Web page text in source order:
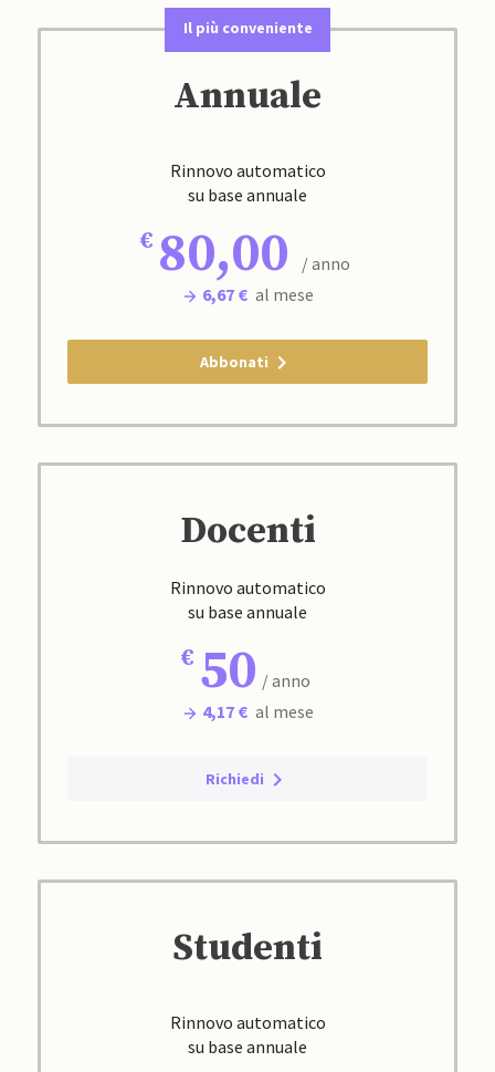
Il più conveniente
Annuale
Rinnovo automatico
su base annuale
80,00
/ anno
6,67 € al mese
Abbonati
Docenti
Rinnovo automatico
su base annuale
50 / anno
4,17 € al mese
Richiedi
Studenti
Rinnovo automatico
su base annuale